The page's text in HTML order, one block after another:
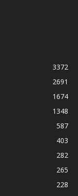
3372
2691
1674
1348
587
403
282
265
228